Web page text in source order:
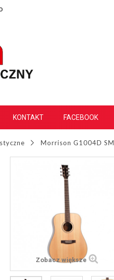
KONTAKT FACEBOOK
Morrison G1004D
Zobacz większe